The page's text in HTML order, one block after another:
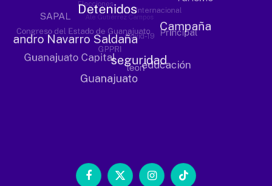
Facebook
X InstagramTikTok